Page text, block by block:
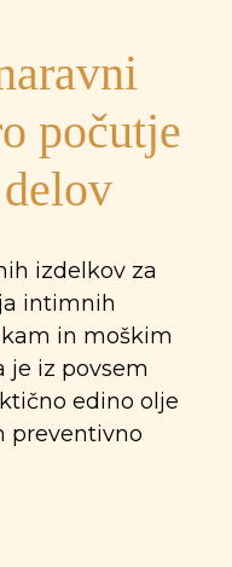
počutje
izdelkov za
intimnih
in moškim
je iz povsem
edino olje
preventivno